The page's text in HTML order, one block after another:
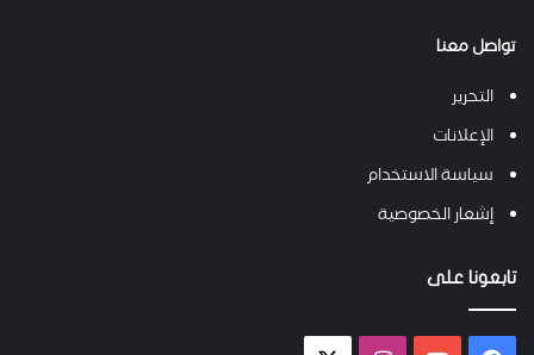
تواصل معنا
التحرير
الإعلانات
سياسة الاستخدام
إشعار الخصوصية
تابعونا على